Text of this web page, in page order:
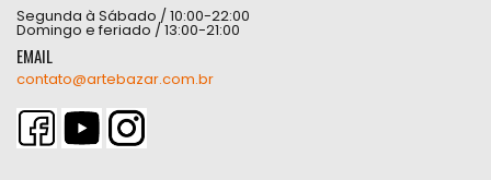
Segunda à Sábado / 10:00-22:00
Domingo e feriado / 13:00-21:00
EMAIL
contato@artebazar.com.br